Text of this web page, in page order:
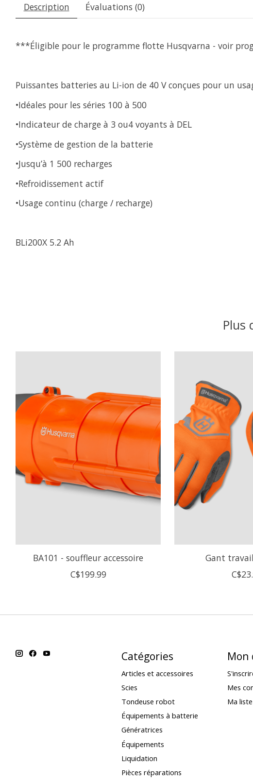
Description Évaluations (0)
***Éligible pour le programme flotte Husqvarna - voir
Puissantes batteries au Li-ion de 40 V conçues pour un
•Idéales pour les séries 100 à 500
•Indicateur de charge à 3 ou4 voyants à DEL
•Système de gestion de la batterie
•Jusqu’à 1 500 recharges
•Refroidissement actif
•Usage continu (charge / recharge)
BLi200X 5.2 Ah
Plus
BA101 - souffleur accessoire
C$199.99
Gant
Catégories
Articles et accessoires
Scies
Tondeuse robot
Équipements à batterie
Génératrices
Équipements
Liquidation
Pièces réparations
Mon
Mes
Ma